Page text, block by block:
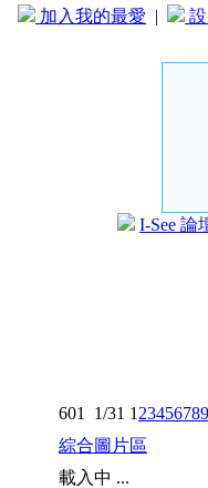
加入我的最愛 |
I-See 論
601 1/31 1 23456789
綜合圖片區
載入中 ...